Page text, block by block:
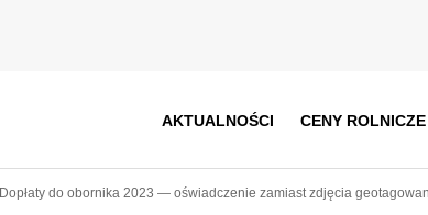
AKTUALNOŚCI CENY ROLNICZE
Dopłaty do obornika 2023 — oświadczenie zamiast zdjęcia